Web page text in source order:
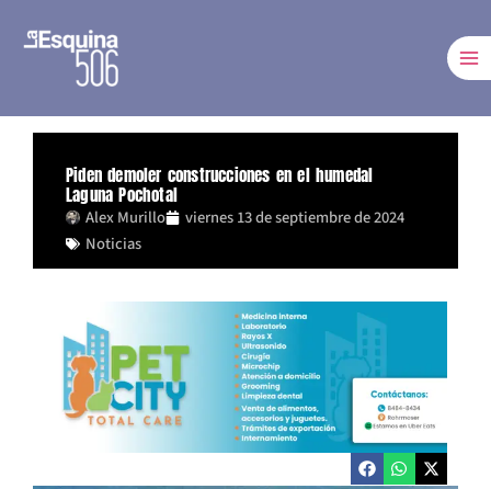
Piden demoler construcciones en el humedal
Laguna Pochotal
Alex Murillo
viernes 13 de septiembre de 2024
Noticias